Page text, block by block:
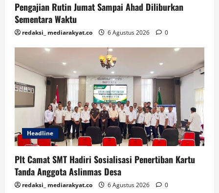
Pengajian Rutin Jumat Sampai Ahad Diliburkan
Sementara Waktu
redaksi_ mediarakyat.co 6 Agustus 2026 0
Headline
Plt Camat SMT Hadiri Sosialisasi Penertiban Kartu
Tanda Anggota Aslinmas Desa
redaksi_ mediarakyat.co 6 Agustus 2026 0